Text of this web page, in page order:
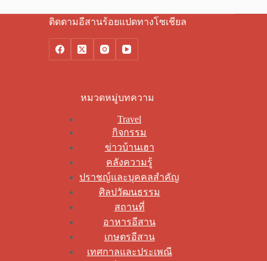
ติดตามอีสานร้อยแปดทางโซเชียล
หมวดหมู่บทความ
Travel
กิจกรรม
ข่าวบ้านเฮา
คลังความรู้
ปราชญ์และบุคคลสำคัญ
ศิลปวัฒนธรรม
สถานที่
อาหารอีสาน
เกษตรอีสาน
เทศกาลและประเพณี